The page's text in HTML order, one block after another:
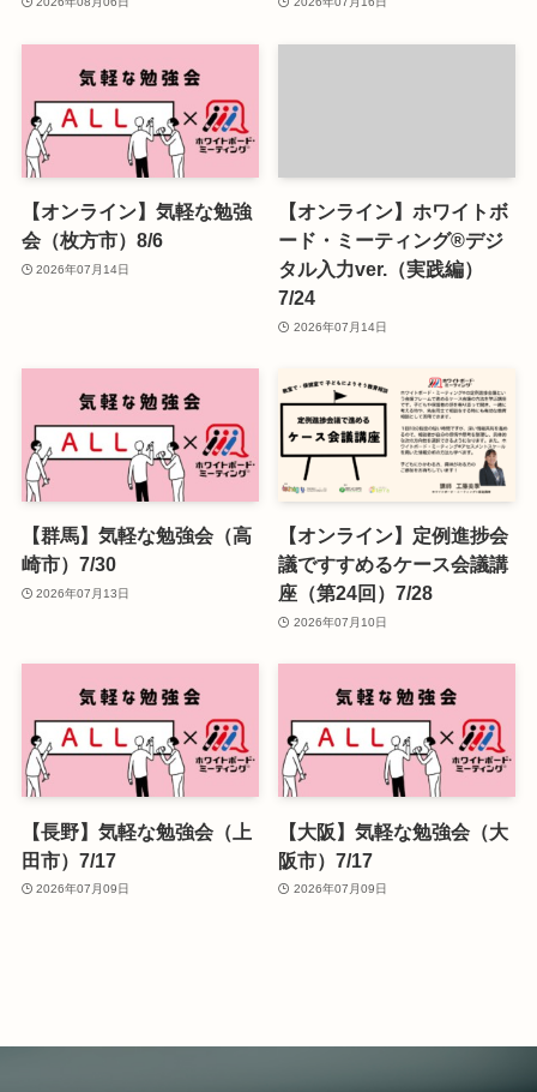
【オンライン】気軽な勉強
会（枚方市）8/6
2026年07月14日
【オンライン】ホワイトボ
ード・ミーティング®デジ
タル入力ver.（実践編）
7/24
2026年07月14日
【群馬】気軽な勉強会（高
崎市）7/30
2026年07月13日
【オンライン】定例進捗会
議ですすめるケース会議講
座（第24回）7/28
2026年07月10日
【長野】気軽な勉強会（上
田市）7/17
2026年07月09日
【大阪】気軽な勉強会（大
阪市）7/17
2026年07月09日